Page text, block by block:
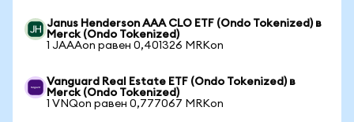
Janus Henderson AAA CLO ETF (Ondo Tokenized) в
Merck (Ondo Tokenized)
1 JAAAon равен 0,401326 MRKon
Vanguard Real Estate ETF (Ondo Tokenized) в
Merck (Ondo Tokenized)
1 VNQon равен 0,777067 MRKon